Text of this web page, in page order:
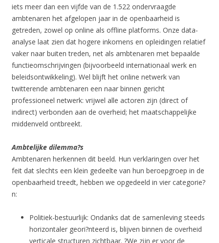
iets meer dan een vijfde van de 1.522 ondervraagde
ambtenaren het afgelopen jaar in de openbaarheid is
getreden, zowel op online als offline platforms. Onze data-
analyse laat zien dat hogere inkomens en opleidingen relatief
vaker naar buiten treden, net als ambtenaren met bepaalde
functieomschrijvingen (bijvoorbeeld internationaal werk en
beleidsontwikkeling). Wel blijft het online netwerk van
twitterende ambtenaren een naar binnen gericht
professioneel netwerk: vrijwel alle actoren zijn (direct of
indirect) verbonden aan de overheid; het maatschappelijke
middenveld ontbreekt.
Ambtelijke dilemma?s
Ambtenaren herkennen dit beeld. Hun verklaringen over het
feit dat slechts een klein gedeelte van hun beroepgroep in de
openbaarheid treedt, hebben we opgedeeld in vier categorie?
n:
Politiek-bestuurlijk: Ondanks dat de samenleving steeds
horizontaler geori?nteerd is, blijven binnen de overheid
verticale structuren zichtbaar. ?We zijn er voor de